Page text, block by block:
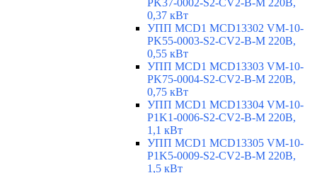
0,37 кВт
УПП MCD1 MCD13302 VM-10-
PK55-0003-S2-CV2-B-M 220В,
0,55 кВт
УПП MCD1 MCD13303 VM-10-
PK75-0004-S2-CV2-B-M 220В,
0,75 кВт
УПП MCD1 MCD13304 VM-10-
P1K1-0006-S2-CV2-B-M 220В,
1,1 кВт
УПП MCD1 MCD13305 VM-10-
P1K5-0009-S2-CV2-B-M 220В,
1,5 кВт